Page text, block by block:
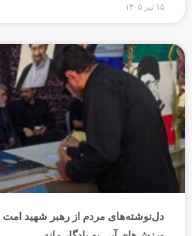
۱۵ تیر ۱۴۰۵
دل‌نوشته‌های مردم از رهبر شهید